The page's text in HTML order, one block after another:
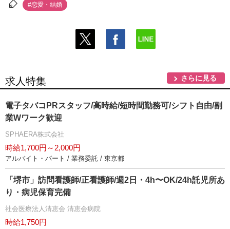
#恋愛・結婚
求人特集 さらに見る
電子タバコPRスタッフ/高時給/短時間勤務可/シフト自由/副
業Wワーク歓迎
SPHAERA株式会社
時給1,700円～2,000円
アルバイト・パート / 業務委託 / 東京都
「堺市」訪問看護師/正看護師/週2日・4h〜OK/24h託児所あ
り・病児保育完備
社会医療法人清恵会 清恵会病院
時給1,750円